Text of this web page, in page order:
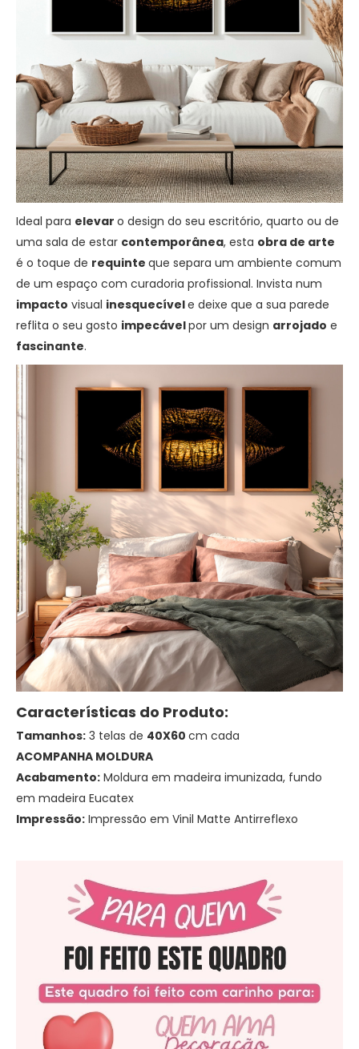
Ideal para elevar o design do seu escritório, quarto ou de
uma sala de estar contemporânea, esta obra de arte
é o toque de requinte que separa um ambiente comum
de um espaço com curadoria profissional. Invista num
impacto visual inesquecívele deixe que a sua parede
reflita o seu gosto impecávelpor um design arrojado e
fascinante.
Características do Produto:
Tamanhos: 3 telas de 40X60 cm cada
ACOMPANHA MOLDURA
Acabamento: Moldura em madeira imunizada, fundo
em madeira Eucatex
Impressão: Impressão em Vinil Matte Antirreflexo